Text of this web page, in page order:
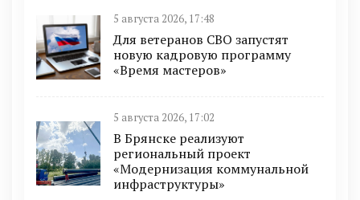
5 августа 2026, 17:48
Для ветеранов СВО запустят
новую кадровую программу
«Время мастеров»
5 августа 2026, 17:02
В Брянске реализуют
региональный проект
«Модернизация коммунальной
инфраструктуры»